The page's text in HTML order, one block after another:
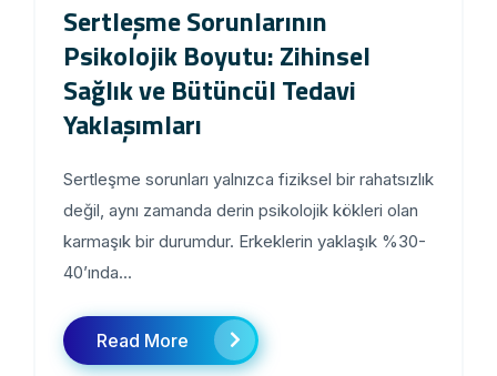
Sertleşme Sorunlarının
Psikolojik Boyutu: Zihinsel
Sağlık ve Bütüncül Tedavi
Yaklaşımları
Sertleşme sorunları yalnızca fiziksel bir rahatsızlık
değil, aynı zamanda derin psikolojik kökleri olan
karmaşık bir durumdur. Erkeklerin yaklaşık %30-
40’ında...
Read More